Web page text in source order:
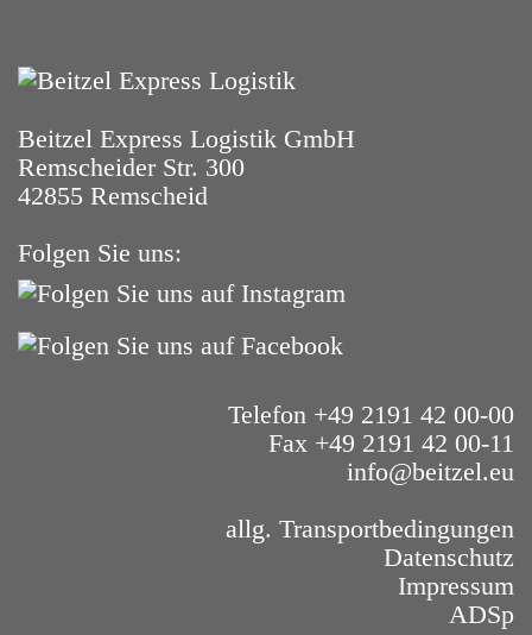
Beitzel Express Logistik GmbH
Remscheider Str. 300
42855 Remscheid
Folgen Sie uns:
Telefon +49 2191 42 00-00
Fax +49 2191 42 00-11
info@beitzel.eu
allg. Transportbedingungen
Datenschutz
Impressum
ADSp